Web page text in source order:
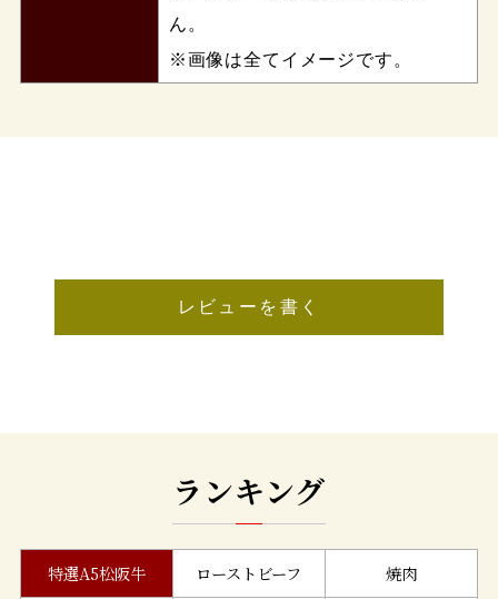
ん。
※画像は全てイメージです。
レビューを書く
ランキング
特選A5松阪牛 ローストビーフ 焼肉